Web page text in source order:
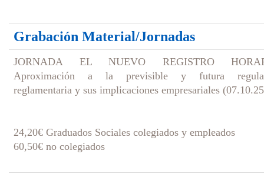
Grabación Material/Jornadas
JORNADA EL NUEVO REGISTRO
Aproximación a la previsible y futura
reglamentaria y sus implicaciones empresariales
24,20€ Graduados Sociales colegiados y empleados
60,50€ no colegiados